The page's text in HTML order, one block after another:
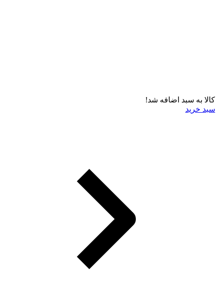
کالا به سبد اضافه شد!
سبد خرید